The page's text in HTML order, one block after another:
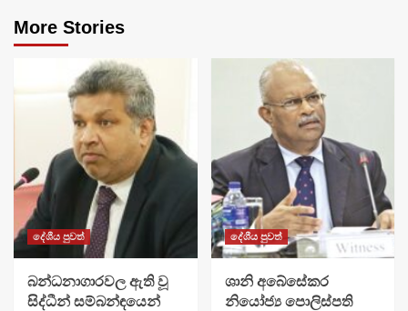
More Stories
දේශීය පුවත්
බන්ධනාගාරවල ඇති වූ
සිද්ධීන් සම්බන්ඳයෙන්
දේශීය පුවත්
ශානි අබේසේකර
නියෝජ්‍ය පොලිස්පති